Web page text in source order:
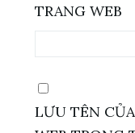
TRANG WEB
LƯU TÊN